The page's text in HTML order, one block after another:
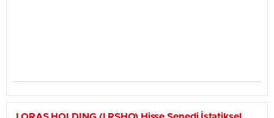
Haftalık Grafik Tablosu
2.775